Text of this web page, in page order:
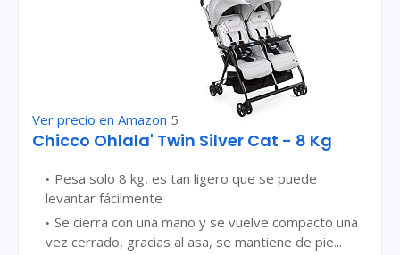
Ver precio en Amazon 5
Chicco Ohlala' Twin Silver Cat - 8 Kg
Pesa solo 8 kg, es tan ligero que se puede
levantar fácilmente
Se cierra con una mano y se vuelve compacto una
vez cerrado, gracias al asa, se mantiene de pie...